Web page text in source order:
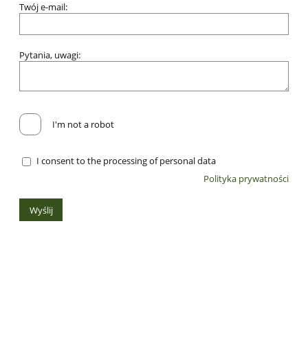
Twój e-mail:
Pytania, uwagi:
I'm not a robot
I consent to the processing of personal data
Polityka prywatności